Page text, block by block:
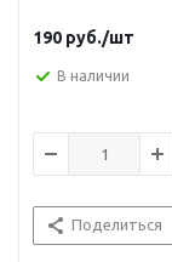
190 руб./шт
В наличии
Поделиться